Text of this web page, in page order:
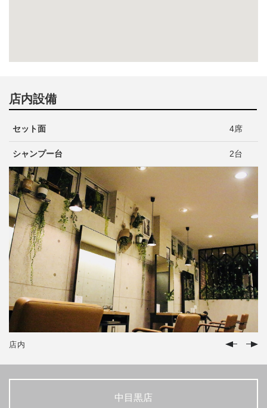
店内設備
セット面 4席
シャンプー台 2台
店内
中目黒店